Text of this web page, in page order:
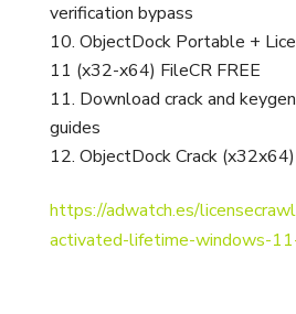
verification bypass
ObjectDock Portable +
11 (x32-x64) FileCR FREE
Download crack and
guides
ObjectDock Crack
https://adwatch.es/
activated-lifetime-windows-